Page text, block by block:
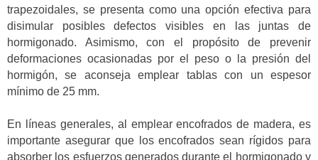
trapezoidales, se presenta como una opción efectiva para
disimular posibles defectos visibles en las juntas de
hormigonado. Asimismo, con el propósito de prevenir
deformaciones ocasionadas por el peso o la presión del
hormigón, se aconseja emplear tablas con un espesor
mínimo de 25 mm.
En líneas generales, al emplear encofrados de madera, es
importante asegurar que los encofrados sean rígidos para
absorber los esfuerzos generados durante el hormigonado y